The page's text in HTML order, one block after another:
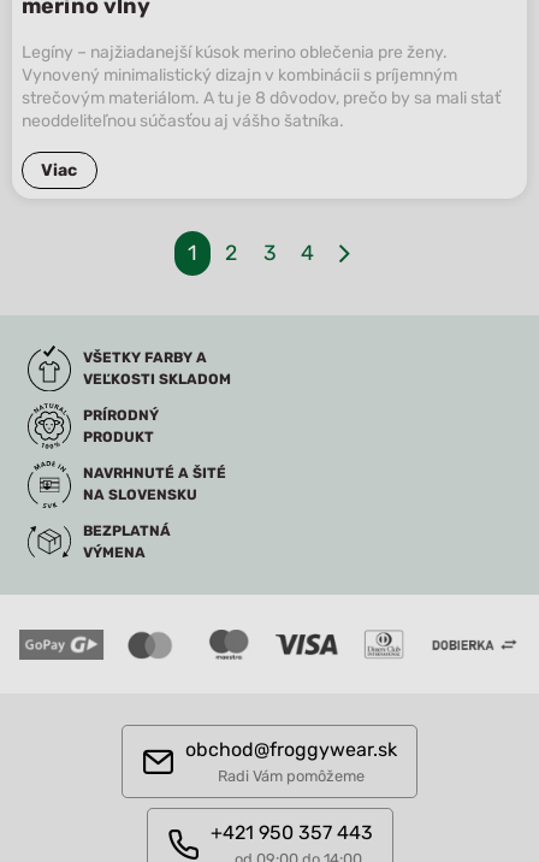
merino vlny
Legíny – najžiadanejší kúsok merino oblečenia pre ženy.
Vynovený minimalistický dizajn v kombinácii s príjemným
strečovým materiálom. A tu je 8 dôvodov, prečo by sa mali stať
neoddeliteľnou súčasťou aj vášho šatníka.
Viac
1 2 3 4
VŠETKY FARBY A
VEĽKOSTI SKLADOM
PRÍRODNÝ
PRODUKT
NAVRHNUTÉ A ŠITÉ
NA SLOVENSKU
BEZPLATNÁ
VÝMENA
obchod@froggywear.sk
Radi Vám pomôžeme
+421 950 357 443